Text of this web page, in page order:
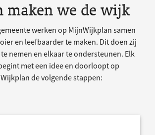
maken we de wijk
werken op MijnWijkplan samen
en leefbaarder te maken. Dit doen zij
nemen en elkaar te ondersteunen. Elk
met een idee en doorloopt op
de volgende stappen: